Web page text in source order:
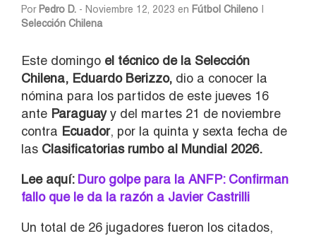
Por Pedro D. - Noviembre 12, 2023 en Fútbol Chileno
Selección Chilena
Este domingo el técnico de la Selección
Chilena, Eduardo Berizzo, dio a conocer la
nómina para los partidos de este jueves 16
ante Paraguayy del martes 21 de noviembre
contra Ecuador, por la quinta y sexta fecha de
las Clasificatorias rumbo al Mundial 2026.
Lee aquí: Duro golpe para la ANFP: Confirman
fallo que le da la razón a Javier Castrilli
Un total de 26 jugadores fueron los citados,